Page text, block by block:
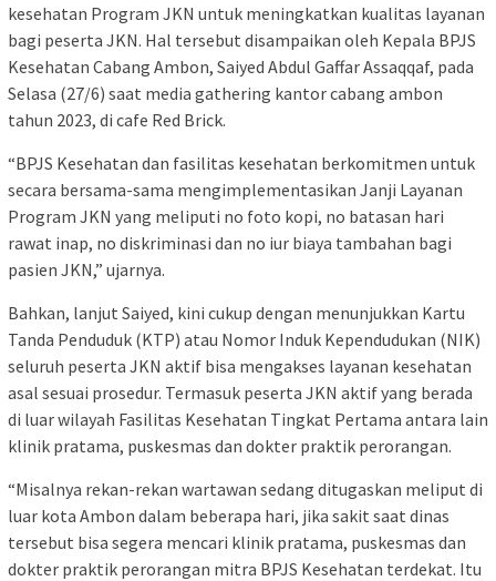
kesehatan Program JKN untuk meningkatkan kualitas layanan
bagi peserta JKN. Hal tersebut disampaikan oleh Kepala BPJS
Kesehatan Cabang Ambon, Saiyed Abdul Gaffar Assaqqaf, pada
Selasa (27/6) saat media gathering kantor cabang ambon
tahun 2023, di cafe Red Brick.
“BPJS Kesehatan dan fasilitas kesehatan berkomitmen untuk
secara bersama-sama mengimplementasikan Janji Layanan
Program JKN yang meliputi no foto kopi, no batasan hari
rawat inap, no diskriminasi dan no iur biaya tambahan bagi
pasien JKN,” ujarnya.
Bahkan, lanjut Saiyed, kini cukup dengan menunjukkan Kartu
Tanda Penduduk (KTP) atau Nomor Induk Kependudukan (NIK)
seluruh peserta JKN aktif bisa mengakses layanan kesehatan
asal sesuai prosedur. Termasuk peserta JKN aktif yang berada
di luar wilayah Fasilitas Kesehatan Tingkat Pertama antara lain
klinik pratama, puskesmas dan dokter praktik perorangan.
“Misalnya rekan-rekan wartawan sedang ditugaskan meliput di
luar kota Ambon dalam beberapa hari, jika sakit saat dinas
tersebut bisa segera mencari klinik pratama, puskesmas dan
dokter praktik perorangan mitra BPJS Kesehatan terdekat. Itu